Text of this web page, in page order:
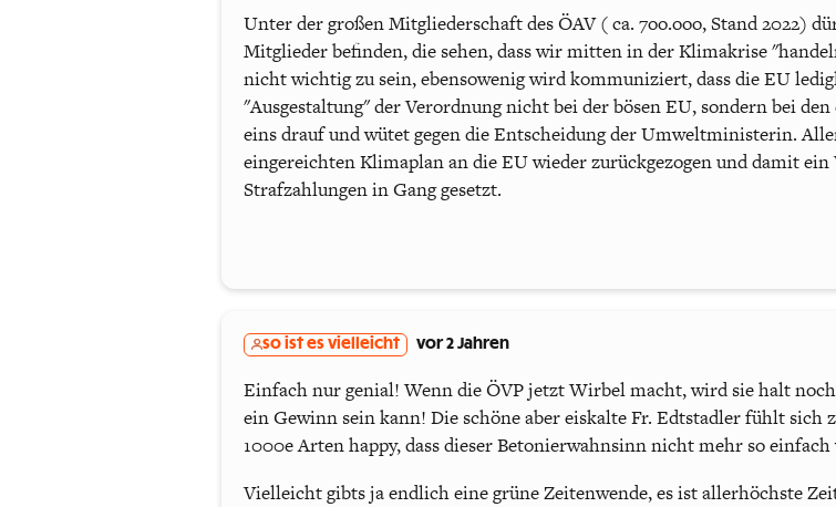
Unter der großen Mitgliederschaft des ÖAV ( ca. 7oo.ooo, Stand 2022)
Mitglieder befinden, die sehen, dass wir mitten in der Klimakrise
nicht wichtig zu sein, ebensowenig wird kommuniziert, dass die EU
"Ausgestaltung" der Verordnung nicht bei der bösen EU, sondern bei
eins drauf und wütet gegen die Entscheidung der Umweltministerin.
eingereichten Klimaplan an die EU wieder zurückgezogen und damit
Strafzahlungen in Gang gesetzt.
so ist es vielleicht vor 2 Jahren
Einfach nur genial! Wenn die ÖVP jetzt Wirbel macht, wird sie halt
ein Gewinn sein kann! Die schöne aber eiskalte Fr. Edtstadler fühlt
1000e Arten happy, dass dieser Betonierwahnsinn nicht mehr so
Vielleicht gibts ja endlich eine grüne Zeitenwende, es ist allerhöchste